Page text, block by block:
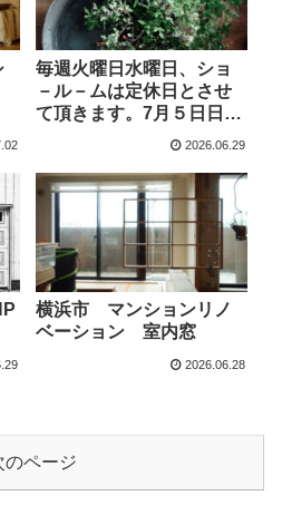
毎週火曜日水曜日、ショ
－ル－ムは定休日とさせ
て頂きます。7月５日日曜
2026.06.29
横浜市 マンションリノ
ベーション 室内窓
2026.06.28
のページ